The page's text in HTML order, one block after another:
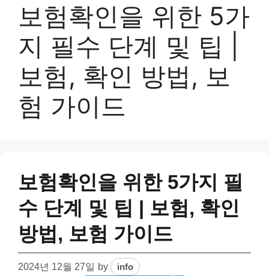
보험확인을 위한 5가
지 필수 단계 및 팁 |
보험, 확인 방법, 보
험 가이드
보험확인을 위한 5가지 필
수 단계 및 팁 | 보험, 확인
방법, 보험 가이드
2024년 12월 27일 by info